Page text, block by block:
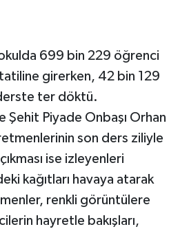
699 bin 229 öğrenci
tatiline girerken, 42 bin 129
ter döktü.
Şehit Piyade Onbaşı Orhan
son ders ziliyle
ise izleyenleri
kağıtları havaya atarak
renkli görüntülere
hayretle bakışları,